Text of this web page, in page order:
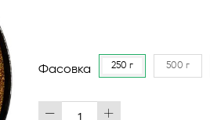
Фасовка 250 г 500 г